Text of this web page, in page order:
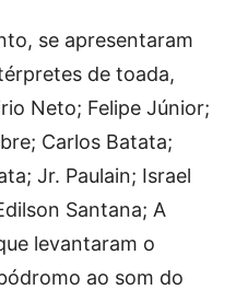
se apresentaram
de toada,
Neto; Felipe Júnior;
Carlos Batata;
Jr. Paulain; Israel
Santana; A
levantaram o
ao som do